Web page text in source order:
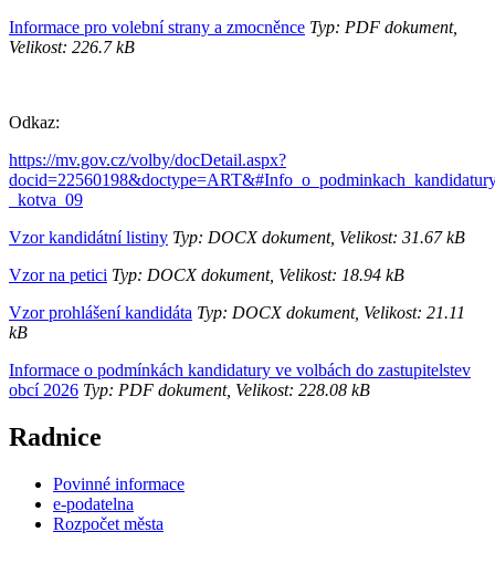
Informace pro volební strany a zmocněnce Typ: PDF dokument,
Velikost: 226.7 kB
Odkaz:
https://mv.gov.cz/volby/docDetail.aspx?
_kotva_09
Vzor kandidátní listiny Typ: DOCX dokument, Velikost: 31.67 kB
Vzor na petici Typ: DOCX dokument, Velikost: 18.94 kB
Vzor prohlášení kandidáta Typ: DOCX dokument, Velikost: 21.11
kB
Informace o podmínkách kandidatury ve volbách do zastupitelstev
obcí 2026 Typ: PDF dokument, Velikost: 228.08 kB
Radnice
Povinné informace
e-podatelna
Rozpočet města